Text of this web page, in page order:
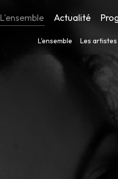
L'ensemble Actualité
L'ensemble Les artistes